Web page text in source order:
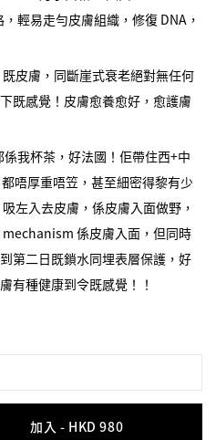
輕易走勻皮膚組織，修復 DNA，
皮膚，同斷崖式衰老絕對無任何
既感覺！皮膚愈養愈好，愈護膚
我杯茶，好法國！佢帶住西+中
唔厚重唔笠，甚至細密得黎有少
左入去皮膚，係皮膚入面做野，
係皮膚入面，但同時
第二日既鎖水同埋表層保護，好
有種健康到令既感覺！！
加入 - HKD 980